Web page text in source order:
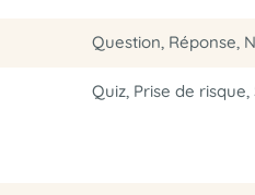
Question, Réponse,
Quiz, Prise de